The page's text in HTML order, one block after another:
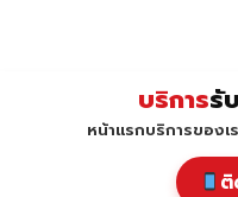
บริการรั
หน้าแรกบริการของเ
ติ